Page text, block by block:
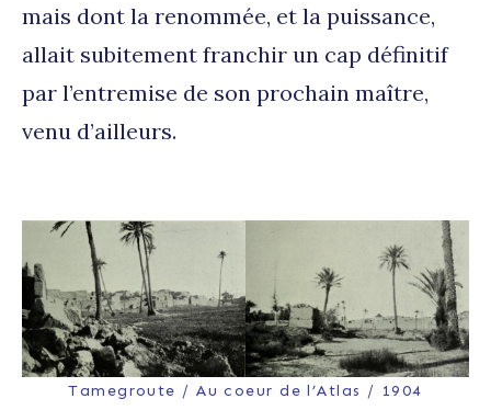
mais dont la renommée, et la puissance,
allait subitement franchir un cap définitif
par l’entremise de son prochain maître,
venu d’ailleurs.
Tamegroute / Au coeur de l’Atlas / 1904